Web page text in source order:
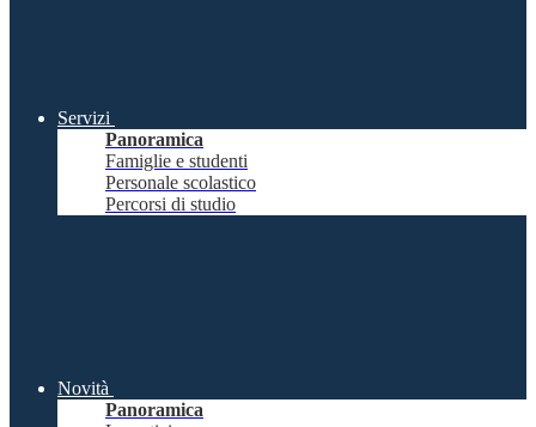
Servizi
Panoramica
Famiglie e studenti
Personale scolastico
Percorsi di studio
Novità
Panoramica